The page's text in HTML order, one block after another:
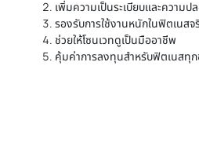
เพิ่มความเป็นระเบียบและความป
รองรับการใช้งานหนักในฟิตเนสจ
ช่วยให้โซนเวทดูเป็นมืออาชีพ
คุ้มค่าการลงทุนสำหรับฟิตเนสทุ